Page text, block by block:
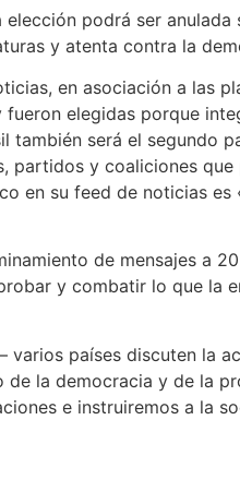
podrá ser
y atenta contra la
en asociación a las
elegidas porque
también será el segundo
partidos y coaliciones que
en su feed de noticias es
de mensajes a
y combatir lo que la
países discuten la
la democracia y de la
e instruiremos a la